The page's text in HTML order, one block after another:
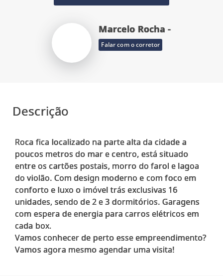
Marcelo Rocha -
Falar com o corretor
Descrição
Roca fica localizado na parte alta da cidade a
poucos metros do mar e centro, está situado
entre os cartões postais, morro do farol e lagoa
do violão. Com design moderno e com foco em
conforto e luxo o imóvel trás exclusivas 16
unidades, sendo de 2 e 3 dormitórios. Garagens
com espera de energia para carros elétricos em
cada box.
Vamos conhecer de perto esse empreendimento?